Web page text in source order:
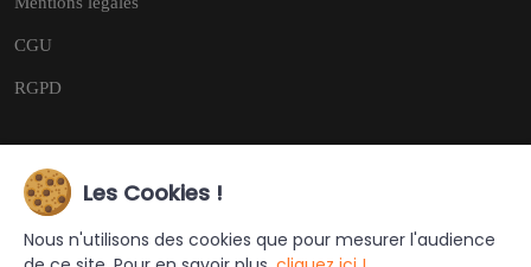
CGU
RGPD
Copyright © 2026
Les Cookies !
Nous n'utilisons des cookies que pour mesurer l'audience